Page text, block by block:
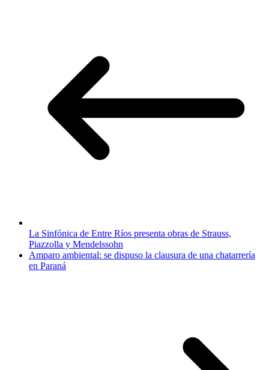
La Sinfónica de Entre Ríos presenta obras de Strauss,
Piazzolla y Mendelssohn
Amparo ambiental: se dispuso la clausura de una chatarrería
en Paraná